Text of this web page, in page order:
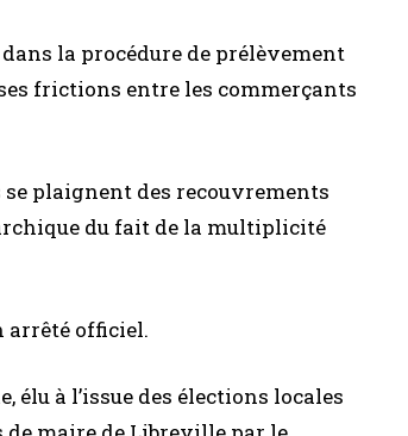
la procédure de prélèvement
frictions entre les commerçants
plaignent des recouvrements
du fait de la multiplicité
arrêté officiel.
à l’issue des élections locales